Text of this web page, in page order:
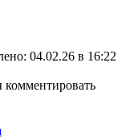
04.02.26 в 16:22
комментировать